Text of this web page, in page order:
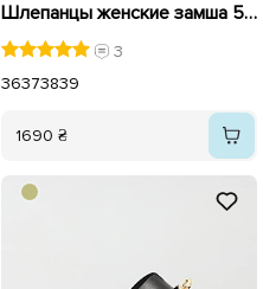
Шлепанцы женские замша 595443 Бежевые
3
36373839
1690 ₴